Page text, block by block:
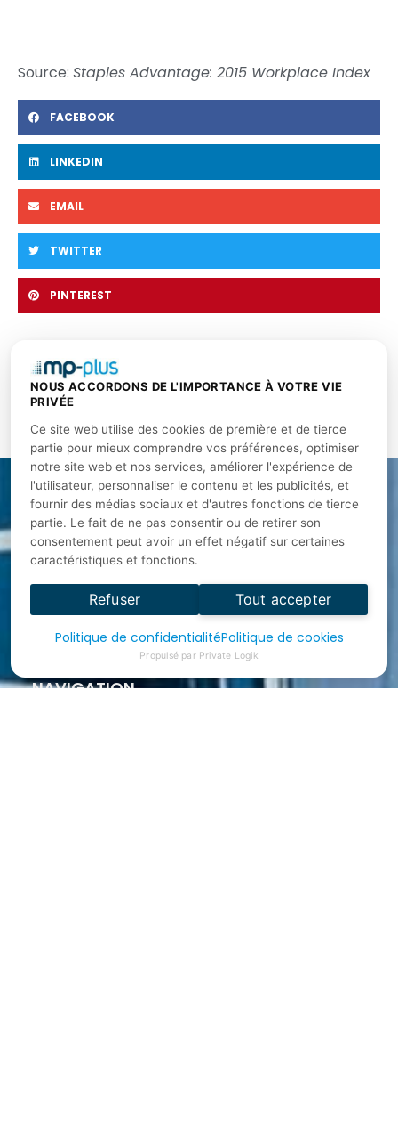
Source: Staples Advantage: 2015 Workplace Index
FACEBOOK
LINKEDIN
EMAIL
TWITTER
PINTEREST
PRÉCÉDENT
Voulez-vous cesser de tout remettre à plus tard?
À PROPOS
MP Plus offre des formations pour les avocats,
notaires, ingénieurs, conseillers en ressources
humaines Formations certifiées Barreau, CNQ,
NAVIGATION
NOUS ACCORDONS DE L'IMPORTANCE À VOTRE VIE
PRIVÉE
Ce site web utilise des cookies de première et de tierce
partie pour mieux comprendre vos préférences, optimiser
notre site web et nos services, améliorer l'expérience de
l'utilisateur, personnaliser le contenu et les publicités, et
fournir des médias sociaux et d'autres fonctions de tierce
partie. Le fait de ne pas consentir ou de retirer son
consentement peut avoir un effet négatif sur certaines
caractéristiques et fonctions.
Refuser Tout accepter
Politique de confidentialitéPolitique de cookies
Propulsé par Private Logik